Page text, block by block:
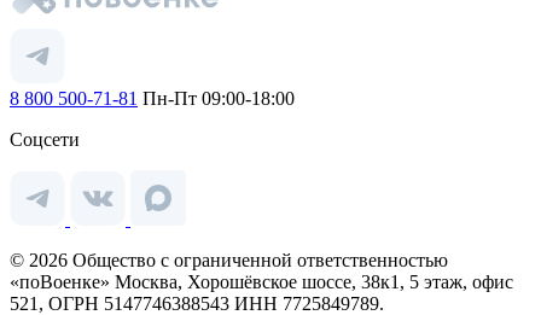
8 800 500-71-81 Пн-Пт 09:00-18:00
Соцсети
© 2026 Общество с ограниченной ответственностью
«поВоенке» Москва, Хорошёвское шоссе, 38к1, 5 этаж, офис
521, ОГРН 5147746388543 ИНН 7725849789.